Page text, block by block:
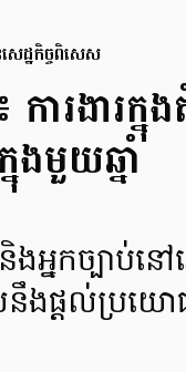
ដ្ឋកិច្ច​ពិសេស
ារងារ​ក្
ង​មួយឆ្នាំ
និង​អ្នកច្បាប់​
ង​ផ្ដល់​ប្រយោ